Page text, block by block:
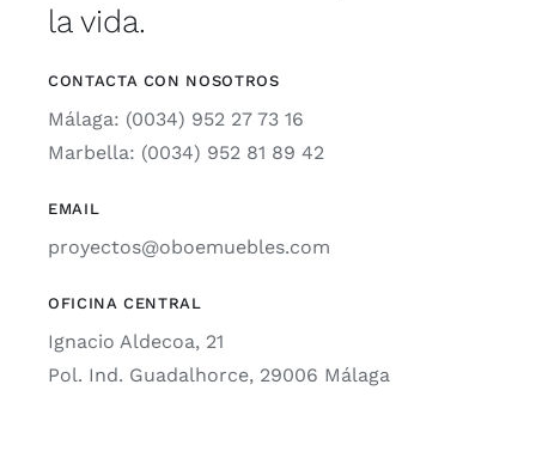
la vida.
CONTACTA CON NOSOTROS
Málaga: (0034) 952 27 73 16
Marbella: (0034) 952 81 89 42
EMAIL
proyectos@oboemuebles.com
OFICINA CENTRAL
Ignacio Aldecoa, 21
Pol. Ind. Guadalhorce, 29006 Málaga